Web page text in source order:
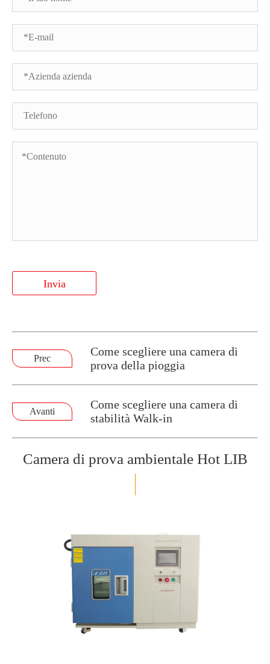
Invia
Prec
Come scegliere una camera di
prova della pioggia
Avanti
Come scegliere una camera di
stabilità Walk-in
Camera di prova ambientale Hot LIB